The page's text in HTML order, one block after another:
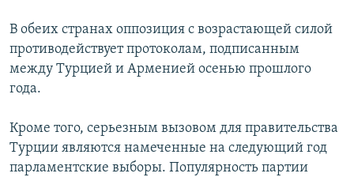
В обеих странах оппозиция с возрастающей силой
противодействует протоколам, подписанным
между Турцией и Арменией осенью прошлого
года.
Кроме того, серьезным вызовом для правительства
Турции являются намеченные на следующий год
парламентские выборы. Популярность партии